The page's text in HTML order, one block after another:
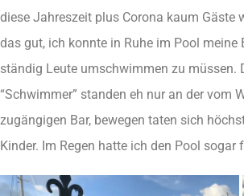
diese Jahreszeit plus Corona kaum Gäste
das gut, ich konnte in Ruhe im Pool meine
ständig Leute umschwimmen zu müssen.
“Schwimmer” standen eh nur an der vom
zugängigen Bar, bewegen taten sich
Kinder. Im Regen hatte ich den Pool sogar